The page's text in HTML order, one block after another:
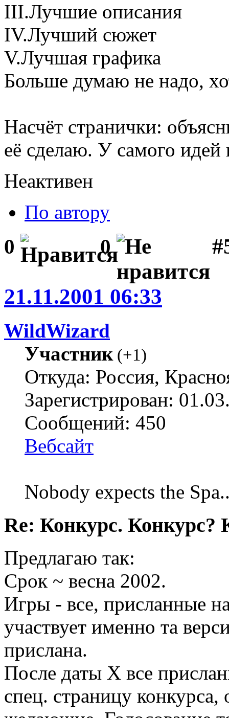
III.Лучшие описания
IV.Лучший сюжет
V.Лучшая графика
Больше думаю не надо,
Насчёт странички:
её сделаю. У самого идей
Неактивен
По автору
0 0
21.11.2001 06:33
WildWizard
Участник(+1)
Откуда: Россия,
Зарегистрирован:
Сообщений: 450
Вебсайт
Nobody expects the
Re: Конкурс. Конкурс?
Предлагаю так:
Срок ~ весна 2002.
Игры - все, присланные
участвует именно та
прислана.
После даты X все
спец. страницу конкурса,